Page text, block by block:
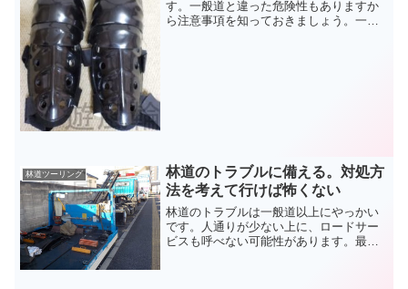
す。一般道と違った危険性もありますか
ら注意事項を知っておきましょう。一人
林道ツーリング
林道のトラブルに備える。対処方
法を考えて行けば怖くない
林道のトラブルは一般道以上にやっかい
です。人通りが少ない上に、ロードサー
ビスも呼べない可能性があります。最低